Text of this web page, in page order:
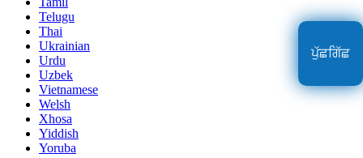
ਪੁੱਛਗਿੱਛ
Telugu
Thai
Ukrainian
Urdu
Uzbek
Vietnamese
Welsh
Xhosa
Yiddish
Yoruba